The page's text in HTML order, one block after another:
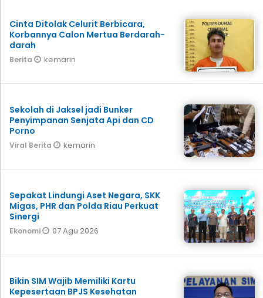
Cinta Ditolak Celurit Berbicara,
Korbannya Calon Mertua Berdarah-
darah
Berita kemarin
Sekolah di Jaksel jadi Bunker
Penyimpanan Senjata Api dan CD
Porno
Viral Berita kemarin
Sepakat Lindungi Aset Negara, SKK
Migas, PHR dan Polda Riau Perkuat
Sinergi
Ekonomi 07 Agu 2026
Bikin SIM Wajib Memiliki Kartu
Kepesertaan BPJS Kesehatan